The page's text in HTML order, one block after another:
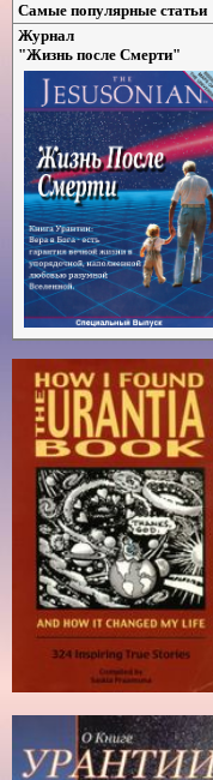
Самые популярные статьи
Журнал
"Жизнь после Смерти"